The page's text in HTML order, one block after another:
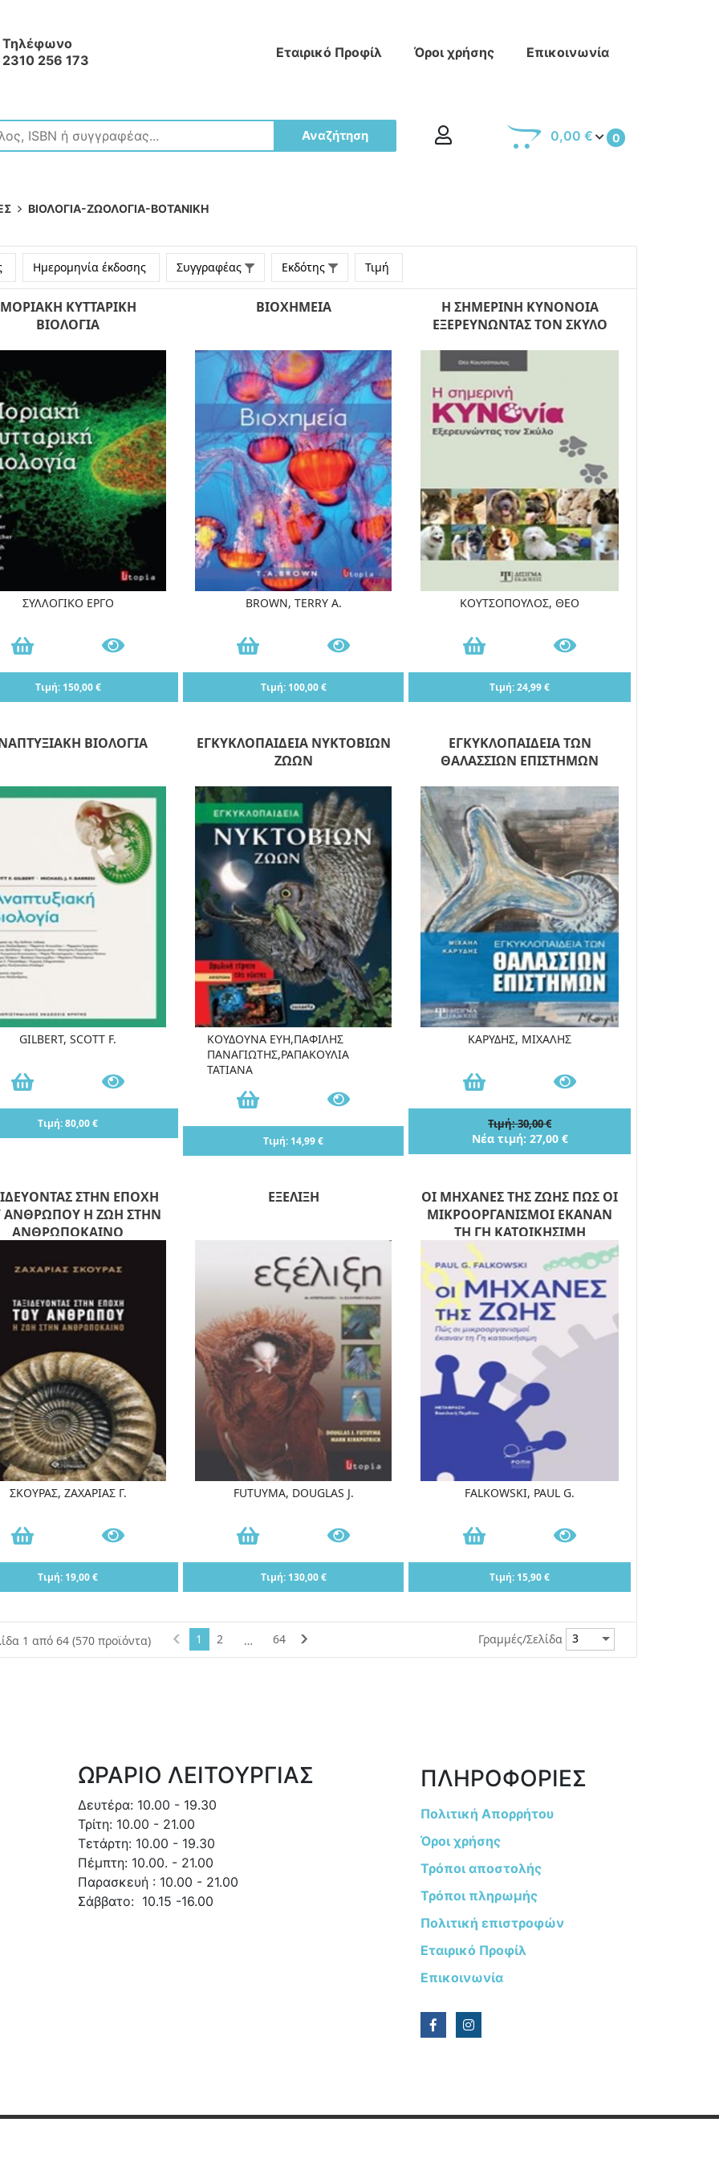
Τηλέφωνο
2310 256 173
Εταιρικό Προφίλ Όροι χρήσης Επικοινωνία
Αναζήτηση 0
0,00 €
ΒΙΟΛΟΓΙΑ-ΖΩΟΛΟΓΙΑ-ΒΟΤΑΝΙΚΗ
Ημερομηνία έκδοσης Συγγραφέας Εκδότης Τιμή
ΜΟΡΙΑΚΗ ΚΥΤΤΑΡΙΚΗ
ΒΙΟΛΟΓΙΑ
ΣΥΛΛΟΓΙΚΟ ΕΡΓΟ
Τιμή: 150,00 €
ΒΙΟΧΗΜΕΙΑ
BROWN, TERRY A.
Τιμή: 100,00 €
Η ΣΗΜΕΡΙΝΗ ΚΥΝΟΝΟΙΑ
ΕΞΕΡΕΥΝΩΝΤΑΣ ΤΟΝ ΣΚΥΛΟ
ΚΟΥΤΣΟΠΟΥΛΟΣ, ΘΕΟ
Τιμή: 24,99 €
ΒΙΟΛΟΓΙΑ
GILBERT, SCOTT F.
Τιμή: 80,00 €
ΕΓΚΥΚΛΟΠΑΙΔΕΙΑ ΝΥΚΤΟΒΙΩΝ
ΖΩΩΝ
ΚΟΥΔΟΥΝΑ ΕΥΗ,ΠΑΦΙΛΗΣ
ΠΑΝΑΓΙΩΤΗΣ,ΡΑΠΑΚΟΥΛΙΑ
ΤΑΤΙΑΝΑ
Τιμή: 14,99 €
ΕΓΚΥΚΛΟΠΑΙΔΕΙΑ ΤΩΝ
ΘΑΛΑΣΣΙΩΝ ΕΠΙΣΤΗΜΩΝ
ΚΑΡΥΔΗΣ, ΜΙΧΑΛΗΣ
Τιμή: 30,00 €
Νέα τιμή: 27,00 €
ΣΤΗΝ ΕΠΟΧΗ
ΑΝΘΡΩΠΟΥ Η ΖΩΗ ΣΤΗΝ
ΑΝΘΡΩΠΟΚΑΙΝΟ
ΣΚΟΥΡΑΣ, ΖΑΧΑΡΙΑΣ Γ.
Τιμή: 19,00 €
ΕΞΕΛΙΞΗ
FUTUYMA, DOUGLAS J.
Τιμή: 130,00 €
ΟΙ ΜΗΧΑΝΕΣ ΤΗΣ ΖΩΗΣ ΠΩΣ ΟΙ
ΜΙΚΡΟΟΡΓΑΝΙΣΜΟΙ ΕΚΑΝΑΝ
ΤΗ ΓΗ ΚΑΤΟΙΚΗΣΙΜΗ
FALKOWSKI, PAUL G.
Τιμή: 15,90 €
1 από 64 (570 προϊόντα) 1 2 … 64 Γραμμές/Σελίδα
ΩΡΑΡΙΟ ΛΕΙΤΟΥΡΓΙΑΣ
Δευτέρα: 10.00 - 19.30
Τρίτη: 10.00 - 21.00
Τετάρτη: 10.00 - 19.30
Πέμπτη: 10.00. - 21.00
Παρασκευή : 10.00 - 21.00
Σάββατο: 10.15 -16.00
ΠΛΗΡΟΦΟΡΙΕΣ
Πολιτική Απορρήτου
Όροι χρήσης
Τρόποι αποστολής
Τρόποι πληρωμής
Πολιτική επιστροφών
Εταιρικό Προφίλ
Επικοινωνία